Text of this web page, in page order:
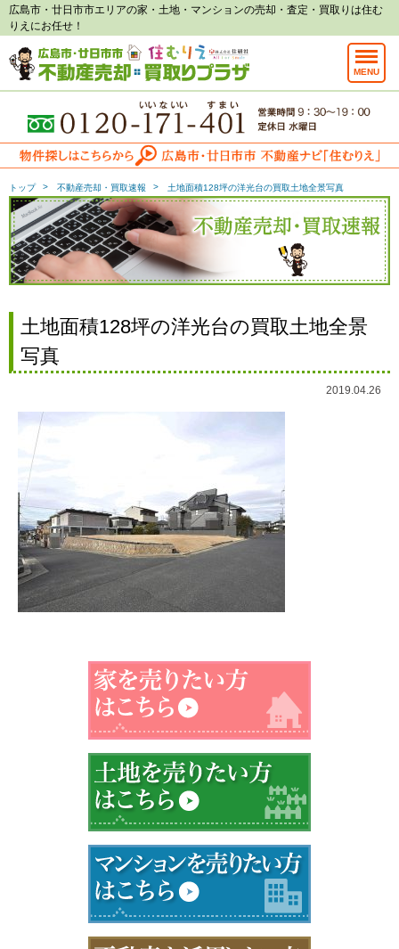
広島市・廿日市市エリアの家・土地・マンションの売却・査定・買取りは住む
りえにお任せ！
MENU
トップ 不動産売却・買取速報 土地面積128坪の洋光台の買取土地全景写真
土地面積128坪の洋光台の買取土地全景
写真
2019.04.26